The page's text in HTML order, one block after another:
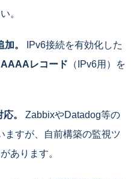
。
。
IPv6接続を有効化した
AAAAレコード （IPv6用）を
。
ZabbixやDatadog等の
ますが、自前構築の監視ツ
あります。